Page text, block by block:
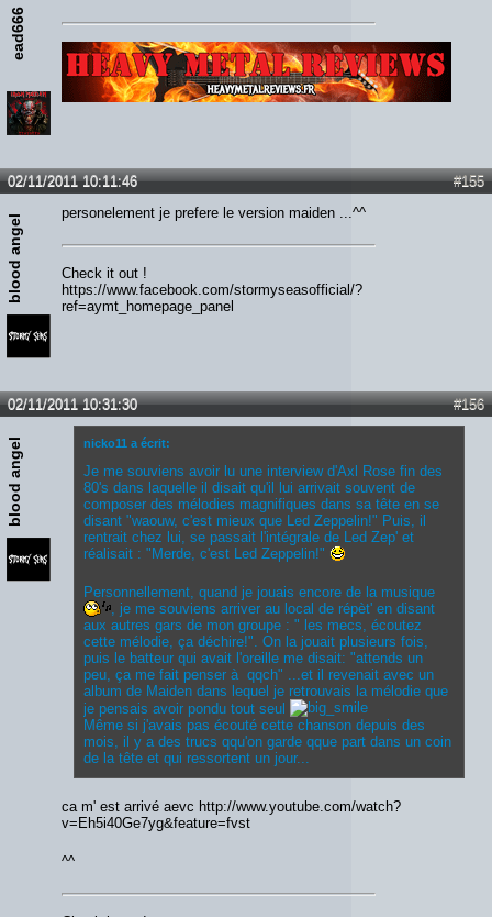
ead666
#155
02/11/2011 10:11:46
blood angel
personelement je prefere le version maiden ...^^
Check it out !
https://www.facebook.com/stormyseasofficial/?
ref=aymt_homepage_panel
#156
02/11/2011 10:31:30
blood angel nicko11 a écrit:
Je me souviens avoir lu une interview d'Axl Rose fin des
80's dans laquelle il disait qu'il lui arrivait souvent de
composer des mélodies magnifiques dans sa tête en se
disant "waouw, c'est mieux que Led Zeppelin!" Puis, il
rentrait chez lui, se passait l'intégrale de Led Zep' et
réalisait : "Merde, c'est Led Zeppelin!"
Personnellement, quand je jouais encore de la musique
, je me souviens arriver au local de répèt' en disant
aux autres gars de mon groupe : " les mecs, écoutez
cette mélodie, ça déchire!". On la jouait plusieurs fois,
puis le batteur qui avait l'oreille me disait: "attends un
peu, ça me fait penser à qqch" ...et il revenait avec un
album de Maiden dans lequel je retrouvais la mélodie que
je pensais avoir pondu tout seul
Même si j'avais pas écouté cette chanson depuis des
mois, il y a des trucs qqu'on garde qque part dans un coin
de la tête et qui ressortent un jour...
ca m' est arrivé aevc http://www.youtube.com/watch?
v=Eh5i40Ge7yg&feature=fvst
^^